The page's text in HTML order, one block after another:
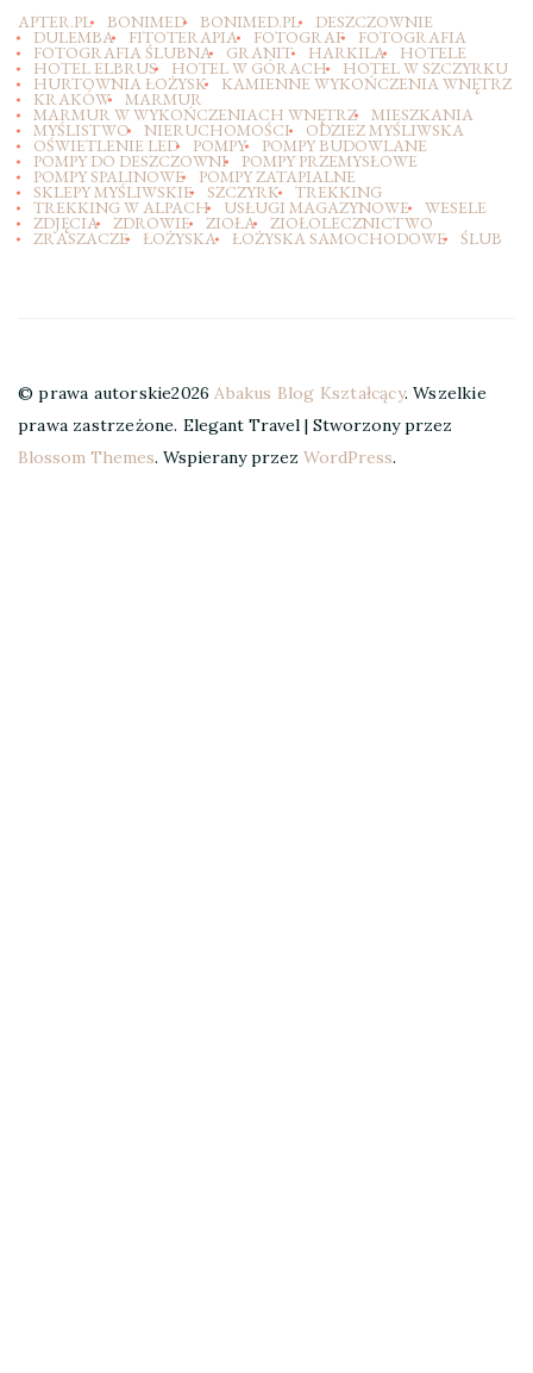
APTER.PL BONIMED BONIMED.PL DESZCZOWNIE
DULEMBA FITOTERAPIA FOTOGRAF FOTOGRAFIA
FOTOGRAFIA ŚLUBNA GRANIT HARKILA HOTELE
HOTEL ELBRUS HOTEL W GÓRACH HOTEL W SZCZYRKU
HURTOWNIA ŁOŻYSK KAMIENNE WYKOŃCZENIA WNĘTRZ
KRAKÓW MARMUR
MARMUR W WYKOŃCZENIACH WNĘTRZ MIESZKANIA
MYŚLISTWO NIERUCHOMOŚCI ODZIEZ MYŚLIWSKA
OŚWIETLENIE LED POMPY POMPY BUDOWLANE
POMPY DO DESZCZOWNI POMPY PRZEMYSŁOWE
POMPY SPALINOWE POMPY ZATAPIALNE
SKLEPY MYŚLIWSKIE SZCZYRK TREKKING
TREKKING W ALPACH USŁUGI MAGAZYNOWE WESELE
ZDJĘCIA ZDROWIE ZIOŁA ZIOŁOLECZNICTWO
ZRASZACZE ŁOŻYSKA ŁOŻYSKA SAMOCHODOWE ŚLUB
© prawa autorskie2026Abakus Blog Kształcący. Wszelkie
prawa zastrzeżone. Elegant Travel | Stworzony przez
Blossom Themes. Wspierany przez WordPress.